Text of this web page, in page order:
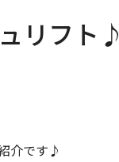
リフト♪
介です♪